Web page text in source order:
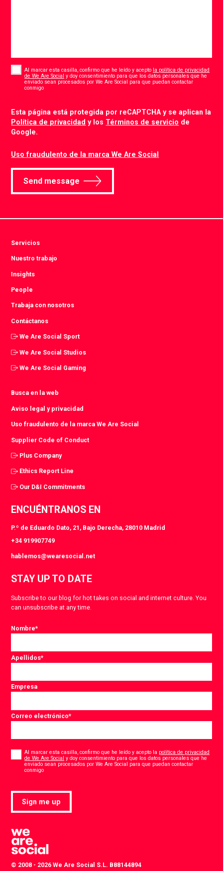
Al marcar esta casilla, confirmo que he leído y acepto la política de privacidad
de We Are Social y doy consentimiento para que los datos personales que he
enviado sean procesados por We Are Social para que puedan contactar
conmigo*
Esta página está protegida por reCAPTCHA y se aplican la
Política de privacidad y los Términos de servicio de
Google.
Uso fraudulento de la marca We Are Social
Send message
Servicios
Nuestro trabajo
Insights
People
Trabaja con nosotros
Contáctanos
We Are Social Sport
We Are Social Studios
We Are Social Gaming
Busca en la web
Aviso legal y privacidad
Uso fraudulento de la marca We Are Social
Supplier Code of Conduct
Plus Company
Ethics Report Line
Our D&I Commitments
ENCUÉNTRANOS EN
P.º de Eduardo Dato, 21, Bajo Derecha, 28010 Madrid
+34 919907749
hablemos@wearesocial.net
STAY UP TO DATE
Subscribe to our blog for hot takes on social and internet culture. You
can unsubscribe at any time.
Nombre*
Apellidos*
Empresa
Correo electrónico*
Al marcar esta casilla, confirmo que he leído y acepto la política de privacidad
de We Are Social y doy consentimiento para que los datos personales que he
enviado sean procesados por We Are Social para que puedan contactar
conmigo*
Sign me up
© 2008 - 2026 We Are Social S.L. B88144894